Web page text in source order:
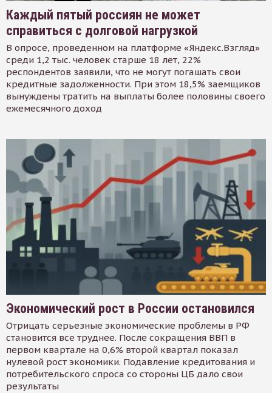
Каждый пятый россиян не может
справиться с долговой нагрузкой
В опросе, проведенном на платформе «Яндекс.Взгляд»
среди 1,2 тыс. человек старше 18 лет, 22%
респондентов заявили, что не могут погашать свои
кредитные задолженности. При этом 18,5% заемщиков
вынуждены тратить на выплаты более половины своего
ежемесячного доход
Экономический рост в России остановился
Отрицать серьезные экономические проблемы в РФ
становится все труднее. После сокращения ВВП в
первом квартале на 0,6% второй квартал показал
нулевой рост экономики. Подавление кредитования и
потребительского спроса со стороны ЦБ дало свои
результаты